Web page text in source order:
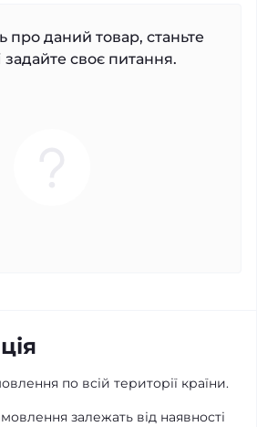
про даний товар, станьте
своє питання.
по всій території країни.
залежать від наявності